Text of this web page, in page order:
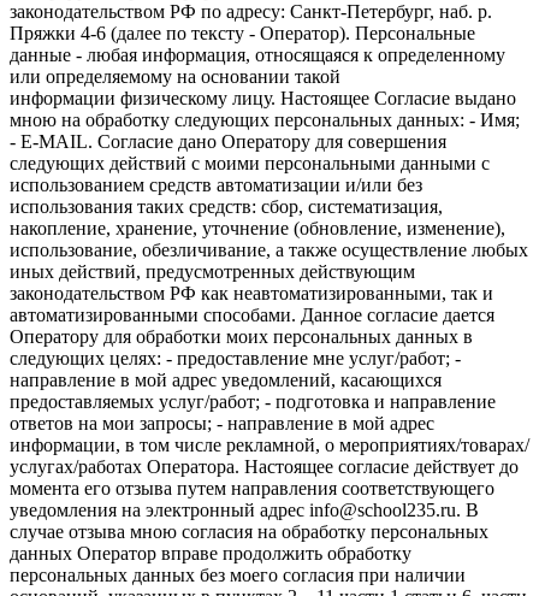
законодательством РФ по адресу: Санкт-Петербург, наб. р.
Пряжки 4-6 (далее по тексту - Оператор). Персональные
данные - любая информация, относящаяся к определенному
или определяемому на основании такой
информации физическому лицу. Настоящее Согласие выдано
мною на обработку следующих персональных данных: - Имя;
- E-MAIL. Согласие дано Оператору для совершения
следующих действий с моими персональными данными с
использованием средств автоматизации и/или без
использования таких средств: сбор, систематизация,
накопление, хранение, уточнение (обновление, изменение),
использование, обезличивание, а также осуществление любых
иных действий, предусмотренных действующим
законодательством РФ как неавтоматизированными, так и
автоматизированными способами. Данное согласие дается
Оператору для обработки моих персональных данных в
следующих целях: - предоставление мне услуг/работ; -
направление в мой адрес уведомлений, касающихся
предоставляемых услуг/работ; - подготовка и направление
ответов на мои запросы; - направление в мой адрес
информации, в том числе рекламной, о мероприятиях/товарах/
услугах/работах Оператора. Настоящее согласие действует до
момента его отзыва путем направления соответствующего
уведомления на электронный адрес info@school235.ru. В
случае отзыва мною согласия на обработку персональных
данных Оператор вправе продолжить обработку
персональных данных без моего согласия при наличии